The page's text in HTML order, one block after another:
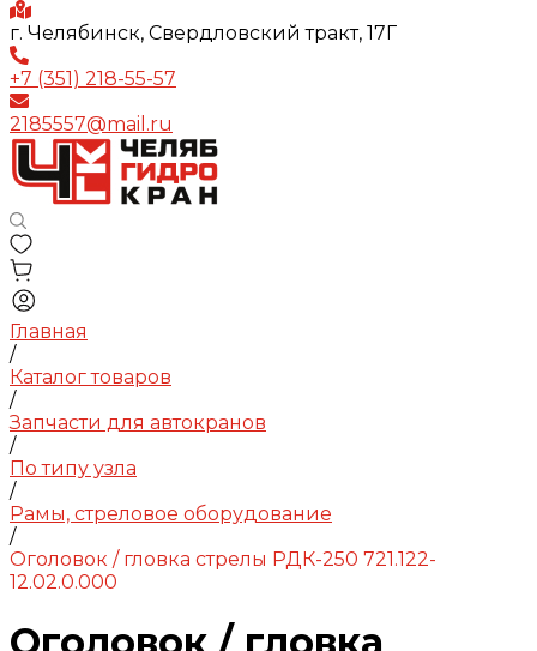
г. Челябинск, Свердловский тракт, 17Г
+7 (351) 218-55-57
2185557@mail.ru
Главная
/
Каталог товаров
/
Запчасти для автокранов
/
По типу узла
/
Рамы, стреловое оборудование
/
Оголовок / гловка стрелы РДК-250 721.122-
12.02.0.000